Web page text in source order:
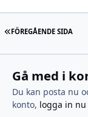
FÖRSTA SIDAN
FÖREGÅENDE SIDA
Gå med i
Du kan posta nu
konto, logga in nu